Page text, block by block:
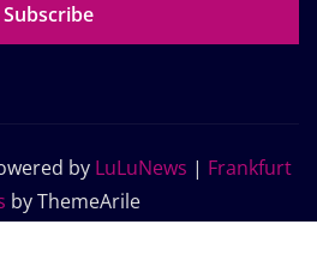
Subscribe
by LuLuNews | Frankfurt
by ThemeArile